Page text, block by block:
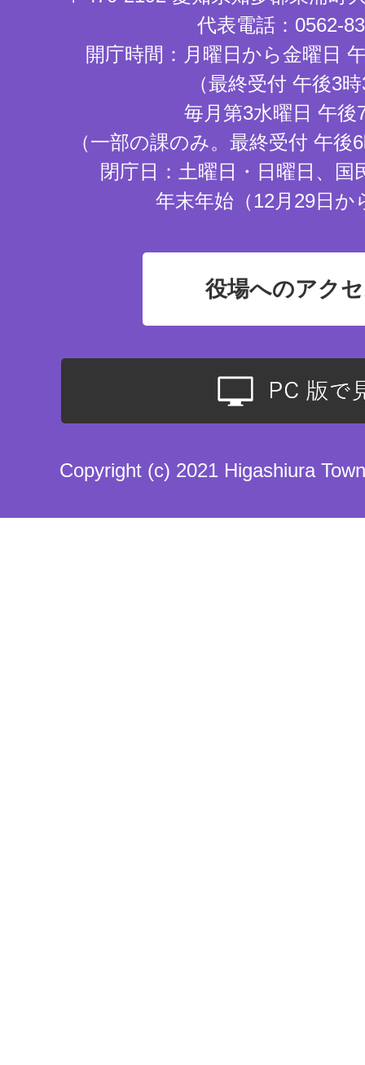
代表電話：0562-
開庁時間：月曜日から金曜日
（最終受付 午後3
毎月第3水曜日 午後
（一部の課のみ。最終受付 午
閉庁日：土曜日・日曜日、国
年末年始（12月29日か
役場へのアク
Copyright (c) 2021 Higashiura